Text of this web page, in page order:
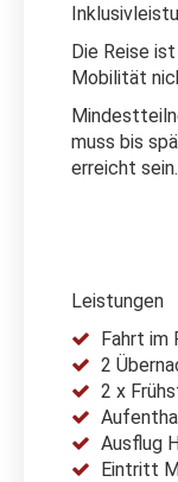
Die Reise
Mobilität
muss bis
erreicht sein.
Leistungen
Fahrt im
2
2 x
Ausflug
Eintritt